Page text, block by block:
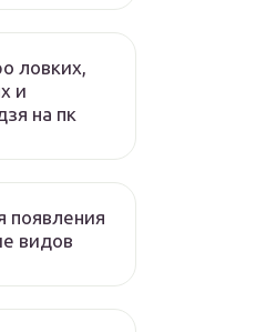
ловких,
и
на пк
появления
видов